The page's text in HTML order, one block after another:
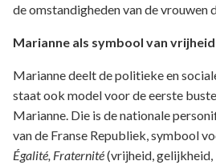
de omstandigheden van de vrouwen
Marianne als symbool van vrijheid
Marianne deelt de politieke en
staat ook model voor de eerste
Marianne. Die is de nationale
van de Franse Republiek, symbool
Égalité, Fraternité(vrijheid,